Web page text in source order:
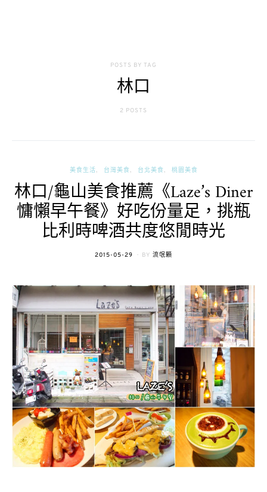
POSTS BY TAG
林口
2 POSTS
美食生活 台灣美食 台北美食 桃園美食
林口/龜山美食推薦《Laze’s Diner
慵懶早午餐》好吃份量足，挑瓶
比利時啤酒共度悠閒時光
POSTED
2015-05-29 BY 流氓顆